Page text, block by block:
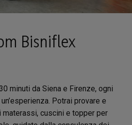
Bisniflex
minuti da Siena e Firenze, ogni
Potrai provare e
cuscini e topper per